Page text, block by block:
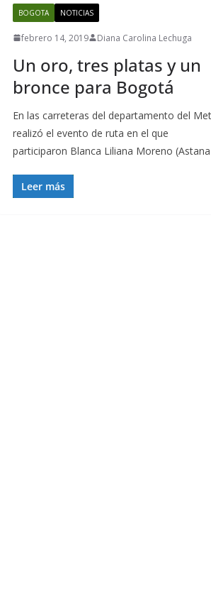
BOGOTA NOTICIAS
febrero 14, 2019 Diana Carolina Lechuga
Un oro, tres platas y un
bronce para Bogotá
En las carreteras del departamento del
realizó el evento de ruta en el que
participaron Blanca Liliana Moreno (Astana
Leer más